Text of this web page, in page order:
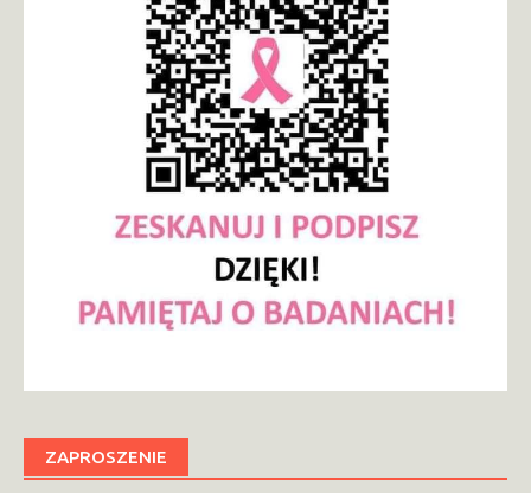
ZAPROSZENIE